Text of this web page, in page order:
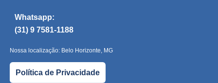
Whatsapp:
(31) 9 7581-1188
Nossa localização: Belo Horizonte, MG
Política de Privacidade